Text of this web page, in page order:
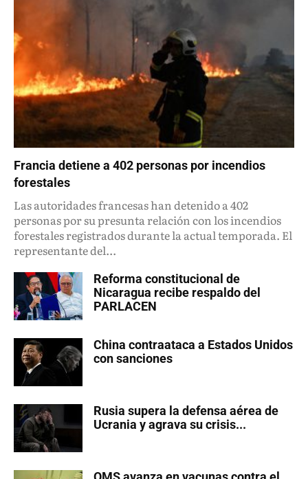
Francia detiene a 402 personas por incendios
forestales
Las autoridades francesas han detenido a 402
personas por su presunta relación con los incendios
forestales registrados durante la actual temporada. El
representante del...
Reforma constitucional de
Nicaragua recibe respaldo del
PARLACEN
China contraataca a Estados Unidos
con sanciones
Rusia supera la defensa aérea de
Ucrania y agrava su crisis...